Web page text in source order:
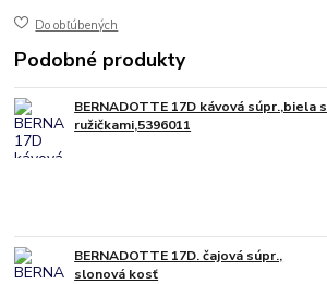
Do obľúbených
Podobné produkty
BERNADOTTE 17D kávová súpr.,biela s
ružičkami,5396011
BERNADOTTE 17D. čajová súpr.,
slonová kosť